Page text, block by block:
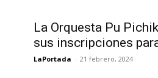
La Orquesta Pu
sus inscripciones
LaPortada - 21 febrero, 2024